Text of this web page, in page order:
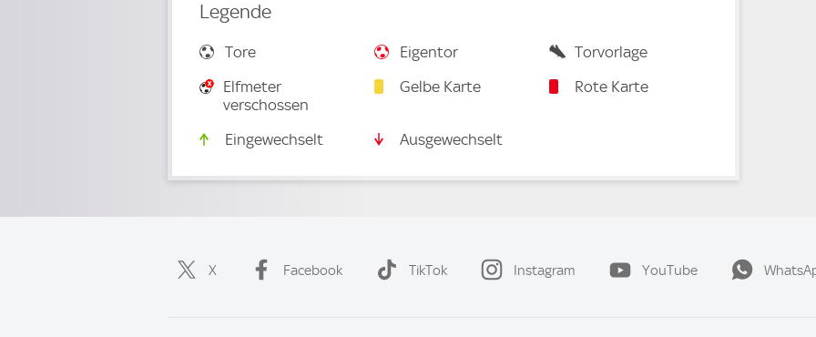
Legende
Tore Eigentor
Torvorlage
Elfmeter
verschossen
Gelbe Karte Rote Karte
Eingewechselt Ausgewechselt
X Facebook TikTok Instagram YouTube